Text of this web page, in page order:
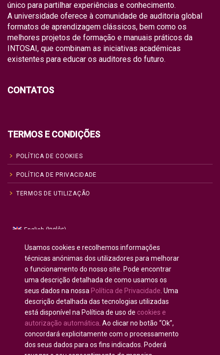
único para partilhar experiências e conhecimento.
A universidade oferece à comunidade de auditoria global
formatos de aprendizagem clássicos, bem como os
melhores projetos de formação e manuais práticos da
INTOSAI, que combinam as iniciativas académicas
existentes para educar os auditores do futuro.
CONTATOS
TERMOS E CONDIÇÕES
POLÍTICA DE COOKIES
POLÍTICA DE PRIVACIDADE
TERMOS DE UTILIZAÇÃO
English (Inglês)
Русский
Russo
Español(Espanhol)
Français(Francês)
Alemão
العربية(Árabe)
Português
Usamos cookies e recolhemos informações
técnicas anónimas dos utilizadores para melhorar
o funcionamento do nosso site. Pode encontrar
uma descrição detalhada de como usamos os
seus dados na nossa Política de Privacidade . Uma
descrição detalhada das tecnologias utilizadas
está disponível na Política de uso de cookies e
autorização automática . Ao clicar no botão “Ok”,
concordará explicitamente com o processamento
dos seus dados para os fins indicados. Poderá